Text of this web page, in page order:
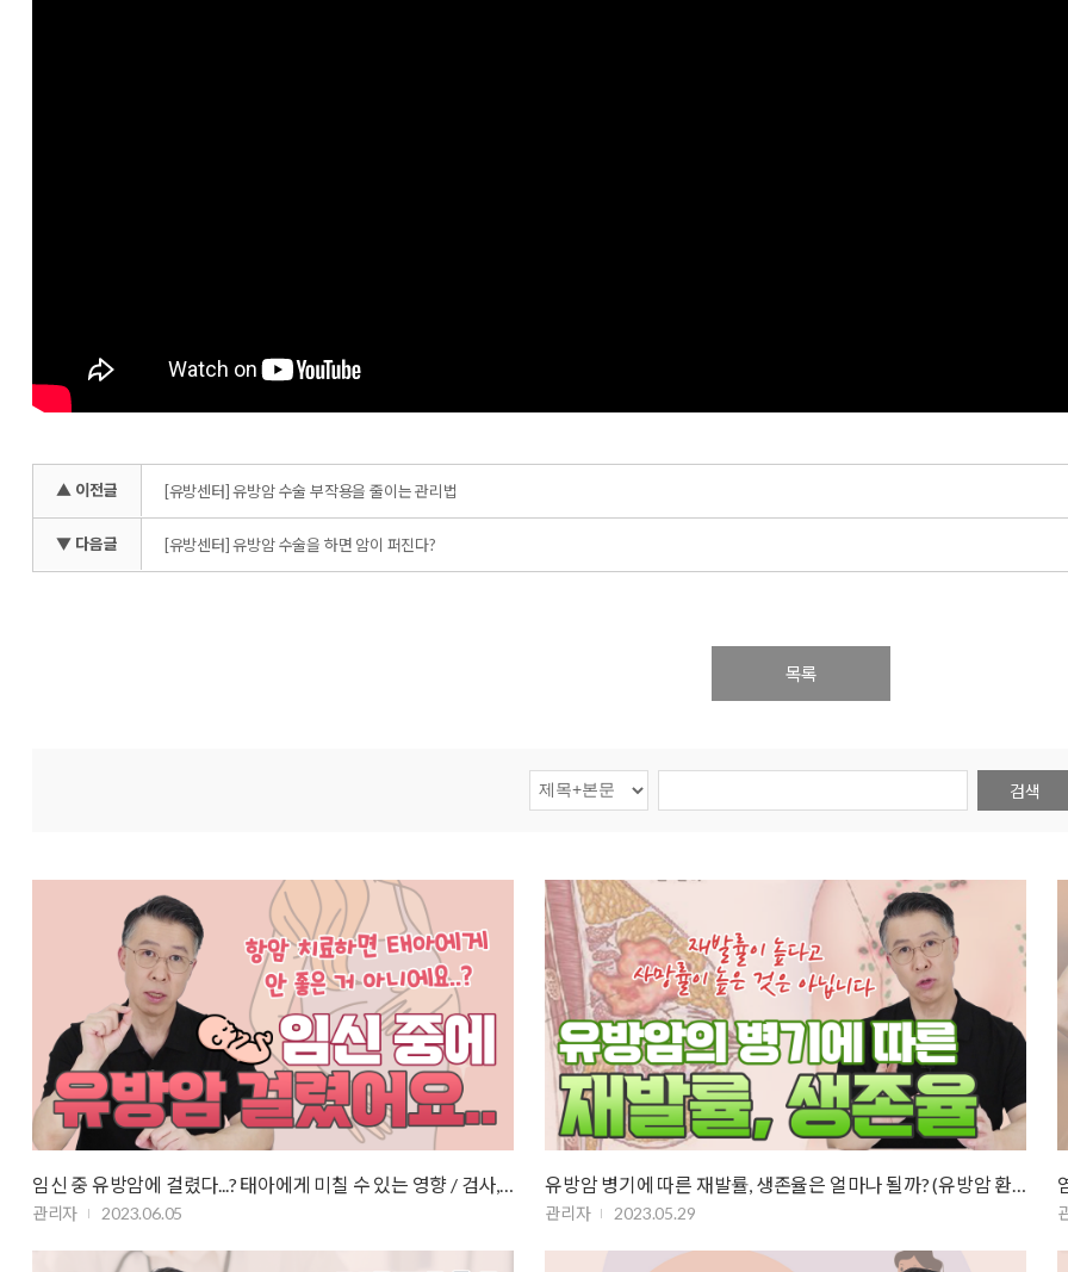
▲ 이전글 [유방센터] 유방암 수술 부작용을 줄이는 관리법
▼ 다음글 [유방센터] 유방암 수술을 하면 암이 퍼진다?
목록
검색
임신 중 유방암에 걸렸다...? 태아에게 미칠 수 있는 영향 / 검사, 치료 방…
관리자 2023.06.05
유방암 병기에 따른 재발률, 생존율은 얼마나 될까? (유방암 환자의 5년 생존…
관리자 2023.05.29